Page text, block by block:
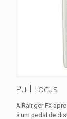
Pull Focus
A Rainger FX
é um pedal de